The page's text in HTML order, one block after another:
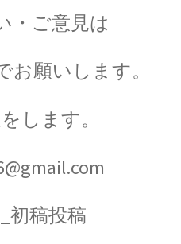
ズ
partially sane”
説の体系を考案】
・ご意見は
願いします。
します。
初稿投稿